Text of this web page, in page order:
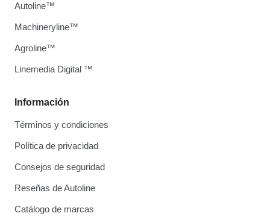
Información
Términos y condiciones
Política de privacidad
Consejos de seguridad
Reseñas de Autoline
Catálogo de marcas
Autoline™
Machineryline™
Agroline™
Linemedia Digital ™